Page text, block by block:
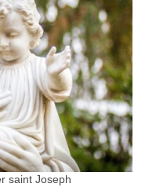
saint Joseph